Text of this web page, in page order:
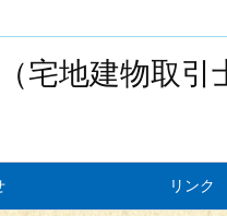
宅地建物取引
リンク